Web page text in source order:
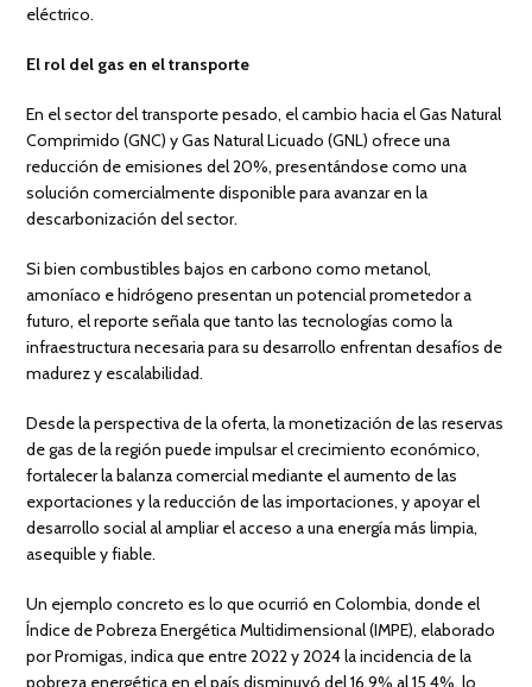
eléctrico.
El rol del gas en el transporte
En el sector del transporte pesado, el cambio hacia el Gas Natural
Comprimido (GNC) y Gas Natural Licuado (GNL) ofrece una
reducción de emisiones del 20%, presentándose como una
solución comercialmente disponible para avanzar en la
descarbonización del sector.
Si bien combustibles bajos en carbono como metanol,
amoníaco e hidrógeno presentan un potencial prometedor a
futuro, el reporte señala que tanto las tecnologías como la
infraestructura necesaria para su desarrollo enfrentan desafíos de
madurez y escalabilidad.
Desde la perspectiva de la oferta, la monetización de las reservas
de gas de la región puede impulsar el crecimiento económico,
fortalecer la balanza comercial mediante el aumento de las
exportaciones y la reducción de las importaciones, y apoyar el
desarrollo social al ampliar el acceso a una energía más limpia,
asequible y fiable.
Un ejemplo concreto es lo que ocurrió en Colombia, donde el
Índice de Pobreza Energética Multidimensional (IMPE), elaborado
por Promigas, indica que entre 2022 y 2024 la incidencia de la
pobreza energética en el país disminuyó del 16,9% al 15,4%, lo